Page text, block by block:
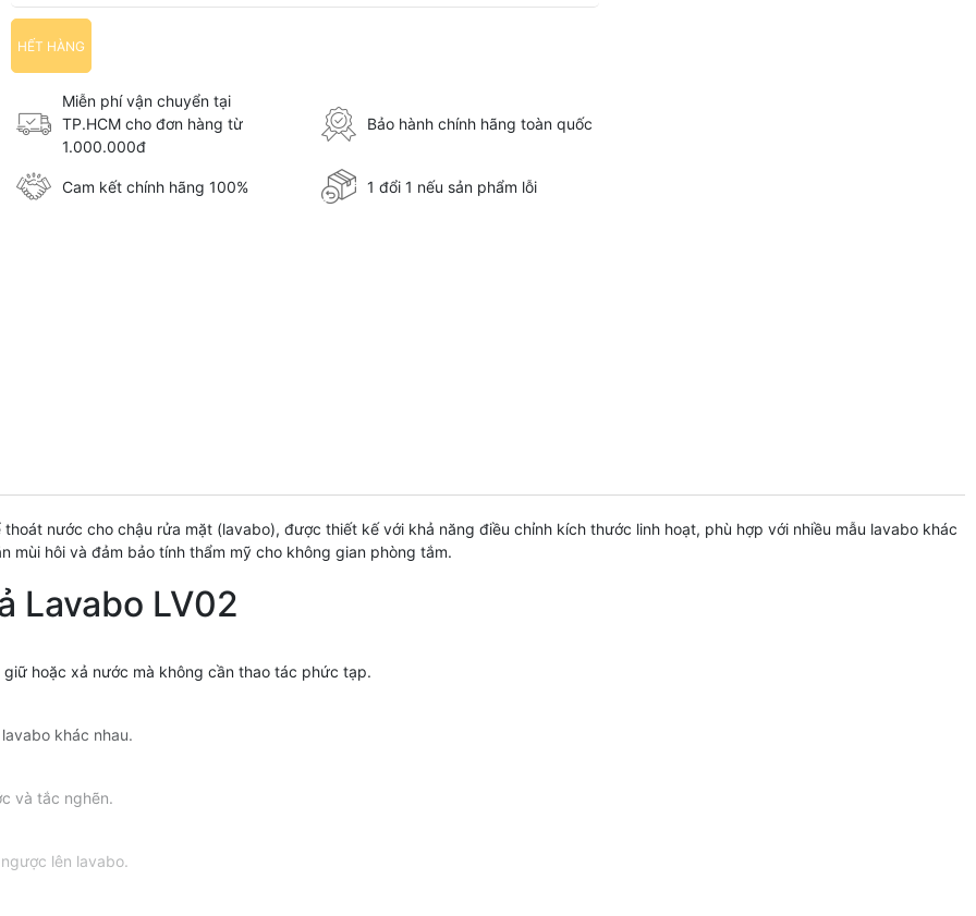
HẾT HÀNG
Miễn phí vận chuyển tại
TP.HCM cho đơn hàng từ
1.000.000đ
Bảo hành chính hãng toàn quốc
Cam kết chính hãng 100% 1 đổi 1 nếu sản phẩm lỗi
nước cho chậu rửa mặt (lavabo), được thiết kế với khả năng điều chỉnh kích thước linh hoạt, phù hợp với nhiều mẫu lavabo khác
mùi hôi và đảm bảo tính thẩm mỹ cho không gian phòng tắm.
Lavabo LV02
hoặc xả nước mà không cần thao tác phức tạp.
khác nhau.
và tắc nghẽn.
lên lavabo.